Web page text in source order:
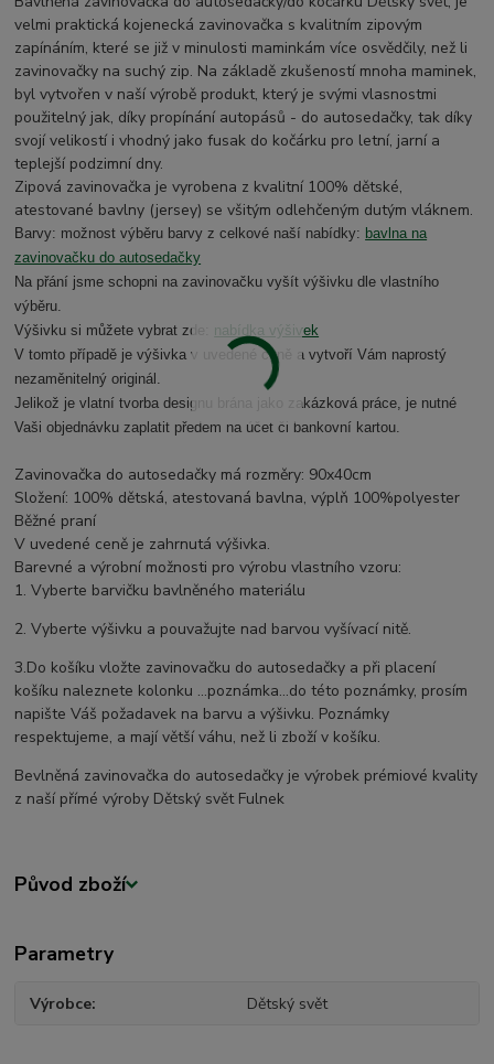
velmi praktická kojenecká zavinovačka s kvalitním zipovým
zapínáním, které se již v minulosti maminkám více osvědčily, než li
zavinovačky na suchý zip. Na základě zkušeností mnoha maminek,
byl vytvořen v naší výrobě produkt, který je svými vlasnostmi
použitelný jak, díky propínání autopásů - do autosedačky, tak díky
svojí velikostí i vhodný jako fusak do kočárku pro letní, jarní a
teplejší podzimní dny.
Zipová zavinovačka je vyrobena z kvalitní 100% dětské,
atestované bavlny (jersey) se všitým odlehčeným dutým vláknem.
Barvy: možnost výběru barvy z celkové naší nabídky: bavlna na
zavinovačku do autosedačky
Na přání jsme schopni na zavinovačku vyšít výšivku dle vlastního
výběru.
Výšivku si můžete vybrat zde: nabídka výšivek
V tomto případě je výšivka v uvedené ceně a vytvoří Vám naprostý
nezaměnitelný originál.
Jelikož je vlatní tvorba designu brána jako zakázková práce, je nutné
Vaši objednávku zaplatit předem na účet či bankovní kartou.
Zavinovačka do autosedačky má rozměry: 90x40cm
Složení: 100% dětská, atestovaná bavlna, výplň 100%polyester
Běžné praní
V uvedené ceně je zahrnutá výšivka.
Barevné a výrobní možnosti pro výrobu vlastního vzoru:
1. Vyberte barvičku bavlněného materiálu
2. Vyberte výšivku a pouvažujte nad barvou vyšívací nitě.
3.Do košíku vložte zavinovačku do autosedačky a při placení
košíku naleznete kolonku ...poznámka...do této poznámky, prosím
napište Váš požadavek na barvu a výšivku. Poznámky
respektujeme, a mají větší váhu, než li zboží v košíku.
Bevlněná zavinovačka do autosedačky je výrobek prémiové kvality
z naší přímé výroby Dětský svět Fulnek
Původ zboží
Parametry
Výrobce Dětský svět